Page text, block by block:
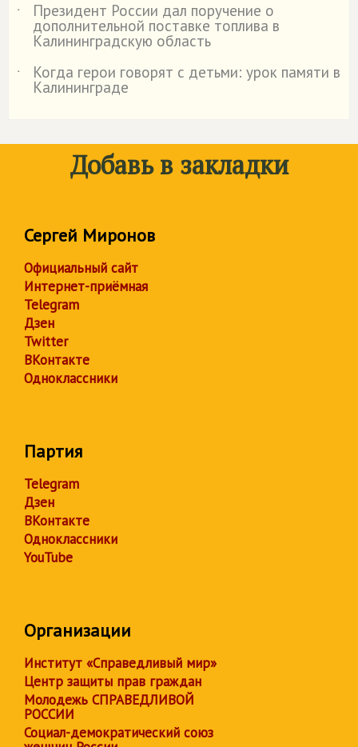
˙
Президент России дал поручение о
дополнительной поставке топлива в
Калининградскую область
˙
Когда герои говорят с детьми: урок памяти в
Калининграде
Добавь в закладки
Сергей Миронов
Официальный сайт
Интернет-приёмная
Telegram
Дзен
Twitter
ВКонтакте
Одноклассники
Партия
Telegram
Дзен
ВКонтакте
Одноклассники
YouTube
Организации
Институт «Справедливый мир»
Центр защиты прав граждан
Молодежь СПРАВЕДЛИВОЙ
РОССИИ
Социал-демократический союз